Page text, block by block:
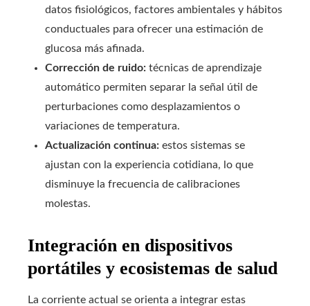
datos fisiológicos, factores ambientales y hábitos
conductuales para ofrecer una estimación de
glucosa más afinada.
Corrección de ruido: técnicas de aprendizaje
automático permiten separar la señal útil de
perturbaciones como desplazamientos o
variaciones de temperatura.
Actualización continua: estos sistemas se
ajustan con la experiencia cotidiana, lo que
disminuye la frecuencia de calibraciones
molestas.
Integración en dispositivos
portátiles y ecosistemas de salud
La corriente actual se orienta a integrar estas